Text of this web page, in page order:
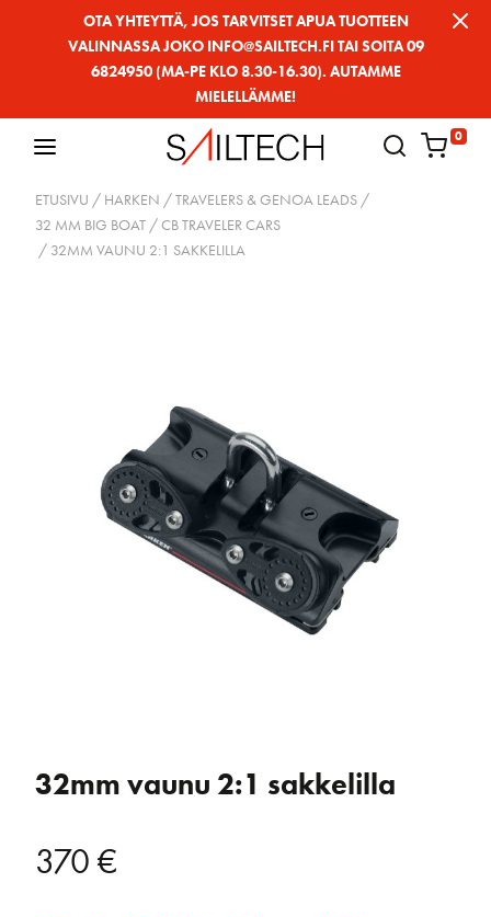
OTA YHTEYTTÄ, JOS TARVITSET APUA TUOTTEEN
VALINNASSA JOKO INFO@SAILTECH.FI TAI SOITA 09
6824950 (MA-PE KLO 8.30-16.30). AUTAMME
MIELELLÄMME!
0
ETUSIVU / HARKEN /TRAVELERS & GENOA LEADS /
32 MM BIG BOAT /CB TRAVELER CARS
/ 32MM VAUNU 2:1 SAKKELILLA
32mm vaunu 2:1 sakkelilla
370€